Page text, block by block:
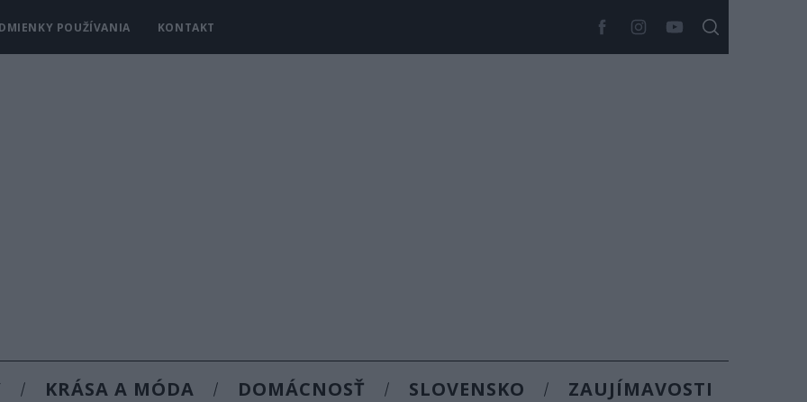
POUŽÍVANIA KONTAKT
KRÁSA A MÓDA DOMÁCNOSŤ SLOVENSKO ZAUJÍMAVOSTI